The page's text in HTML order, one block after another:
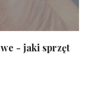
- jaki sprzęt